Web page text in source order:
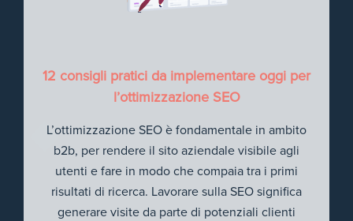
12 consigli pratici da implementare oggi per
l’ottimizzazione SEO
L’ottimizzazione SEO è fondamentale in ambito
b2b, per rendere il sito aziendale visibile agli
utenti e fare in modo che compaia tra i primi
risultati di ricerca. Lavorare sulla SEO significa
generare visite da parte di potenziali clienti